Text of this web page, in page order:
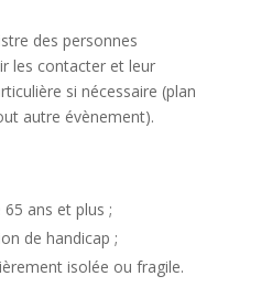
des personnes
les contacter et leur
si nécessaire (plan
autre évènement).
ans et plus ;
de handicap ;
isolée ou fragile.